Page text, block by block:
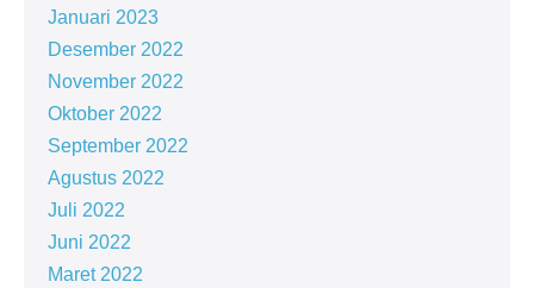
Januari 2023
Desember 2022
November 2022
Oktober 2022
September 2022
Agustus 2022
Juli 2022
Juni 2022
Maret 2022